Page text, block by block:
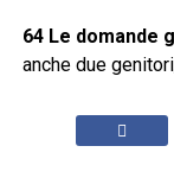
64 Le domande
anche due